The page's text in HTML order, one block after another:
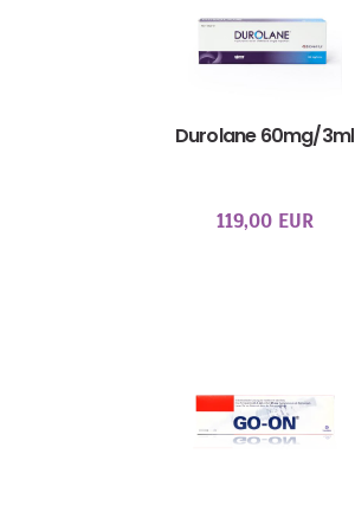
Durolane 60mg/3ml
119,00 EUR